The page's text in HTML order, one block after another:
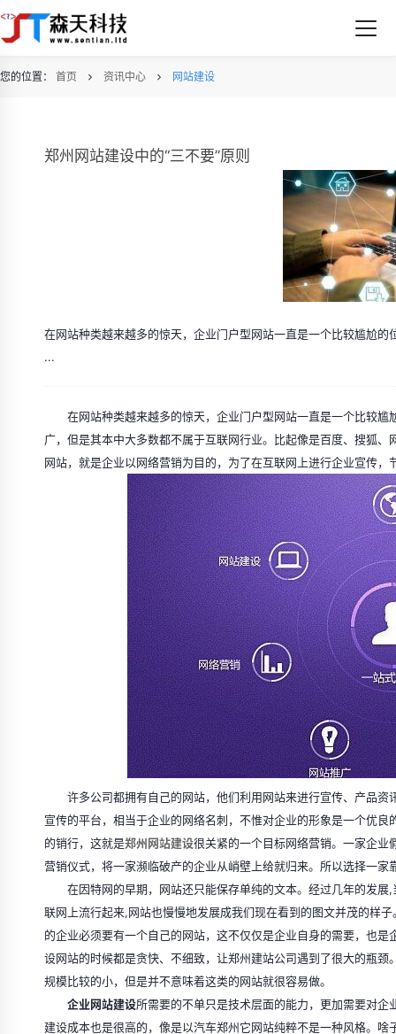
您的位置： 首页 资讯中心 网站建设
郑州网站建设中的“三不要”原则
在网站种类越来越多的惊天，企业门户型网站一直是一个比较尴尬
...
在网站种类越来越多的惊天，企业门户型网站一直是一个比较尴
广，但是其本中大多数都不属于互联网行业。比起像是百度、搜狐
网站，就是企业以网络营销为目的，为了在互联网上进行企业宣传
许多公司都拥有自己的网站，他们利用网站来进行宣传、产品资
宣传的平台，相当于企业的网络名刺，不惟对企业的形象是一个优
的销行，这就是郑州网站建设很关紧的一个目标网络营销。一家企业
营销仪式，将一家濒临破产的企业从峭壁上给就归来。所以选择一
在因特网的早期，网站还只能保存单纯的文本。经过几年的发展,
联网上流行起来,网站也慢慢地发展成我们现在看到的图文并茂的样子
的企业必须要有一个自己的网站，这不仅仅是企业自身的需要，也
设网站的时候都是贪快、不细致，让郑州建站公司遇到了很大的瓶
规模比较的小，但是并不意味着这类的网站就很容易做。
企业网站建设所需要的不单只是技术层面的能力，更加需要对
建设成本也是很高的，像是以汽车郑州它网站纯粹不是一种风格。